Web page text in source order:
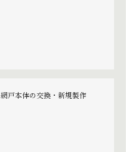
網戸本体の交換・新規製作